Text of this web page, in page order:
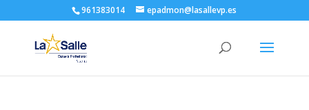
961383014 epadmon@lasallevp.es